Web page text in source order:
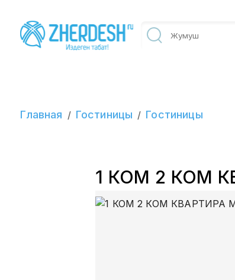
Главная / Гостиницы / Гостиницы
1 КОМ 2 КОМ